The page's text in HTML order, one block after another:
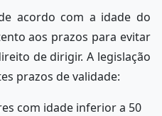
acordo com a idade do
aos prazos para evitar
de dirigir. A legislação
prazos de validade:
com idade inferior a 50